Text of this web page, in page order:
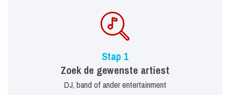
Stap 1
Zoek de gewenste artiest
DJ, band of ander entertainment